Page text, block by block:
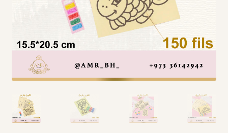
Arabic Language اللغة العربية
National Day العيد الوطني
STATIONARY القرطاسية
Birthdays أعياد الميلاد